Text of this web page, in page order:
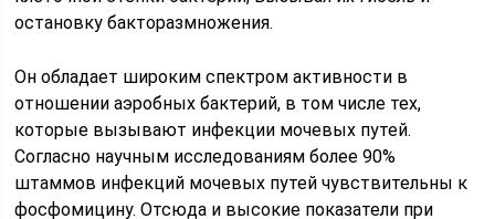
остановку бакторазмножения.
Он обладает широким спектром активности в
отношении аэробных бактерий, в том числе тех,
которые вызывают инфекции мочевых путей.
Согласно научным исследованиям более 90%
штаммов инфекций мочевых путей чувствительны к
фосфомицину. Отсюда и высокие показатели при